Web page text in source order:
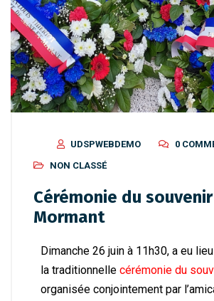
UDSPWEBDEMO
0
NON CLASSÉ
Cérémonie du souvenir
Mormant
Dimanche 26 juin à 11h30, a eu
la traditionnelle cérémonie du
organisée conjointement par